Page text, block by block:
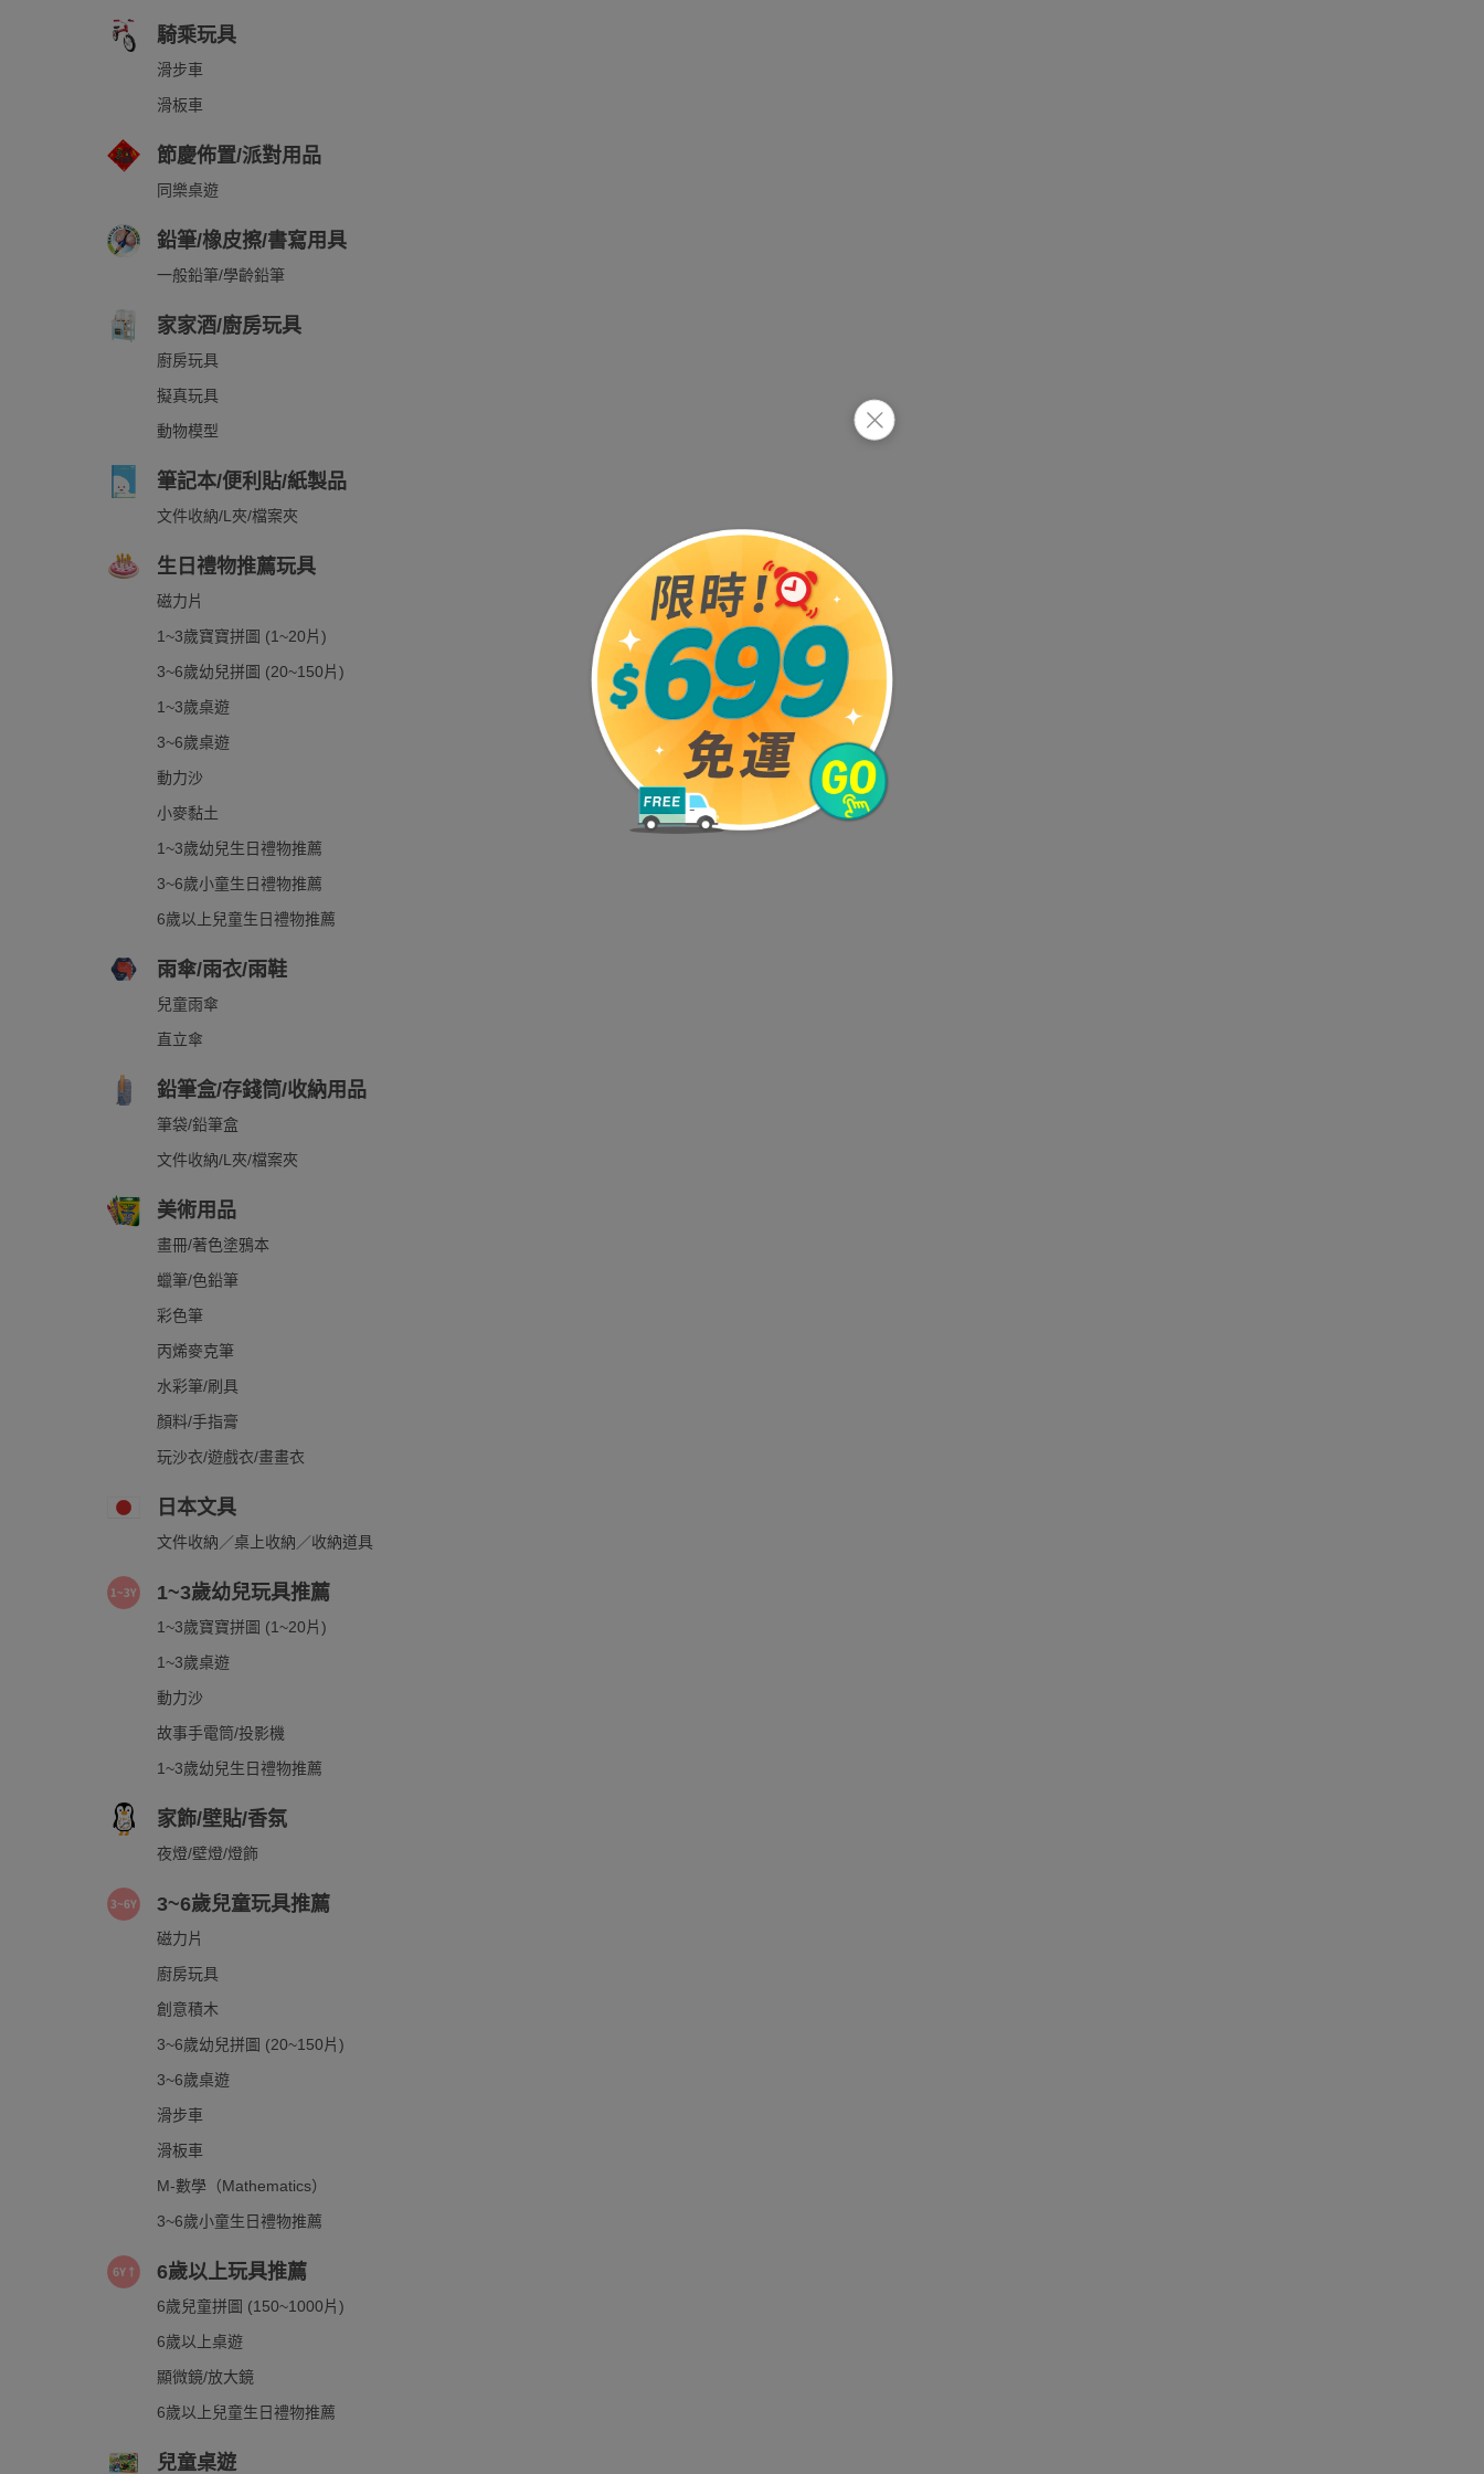
騎乘玩具
滑步車
滑板車
節慶佈置/派對用品
同樂桌遊
鉛筆/橡皮擦/書寫用具
一般鉛筆/學齡鉛筆
家家酒/廚房玩具
廚房玩具
擬真玩具
動物模型
筆記本/便利貼/紙製品
文件收納/L夾/檔案夾
生日禮物推薦玩具
磁力片
1~3歲寶寶拼圖 (1~20片)
3~6歲幼兒拼圖 (20~150片)
1~3歲桌遊
3~6歲桌遊
動力沙
小麥黏土
1~3歲幼兒生日禮物推薦
3~6歲小童生日禮物推薦
6歲以上兒童生日禮物推薦
雨傘/雨衣/雨鞋
兒童雨傘
直立傘
鉛筆盒/存錢筒/收納用品
筆袋/鉛筆盒
文件收納/L夾/檔案夾
美術用品
畫冊/著色塗鴉本
蠟筆/色鉛筆
彩色筆
丙烯麥克筆
水彩筆/刷具
顏料/手指膏
玩沙衣/遊戲衣/畫畫衣
日本文具
文件收納／桌上收納／收納道具
1~3歲幼兒玩具推薦
1~3歲寶寶拼圖 (1~20片)
1~3歲桌遊
動力沙
故事手電筒/投影機
1~3歲幼兒生日禮物推薦
家飾/壁貼/香氛
夜燈/壁燈/燈飾
3~6歲兒童玩具推薦
磁力片
廚房玩具
創意積木
3~6歲幼兒拼圖 (20~150片)
3~6歲桌遊
滑步車
滑板車
M-數學（Mathematics）
3~6歲小童生日禮物推薦
6歲以上玩具推薦
6歲兒童拼圖 (150~1000片)
6歲以上桌遊
顯微鏡/放大鏡
6歲以上兒童生日禮物推薦
兒童桌遊